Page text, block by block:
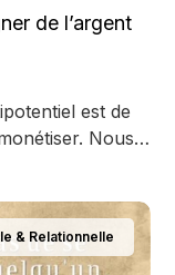
de l’argent
est de
Nous
& Relationnelle